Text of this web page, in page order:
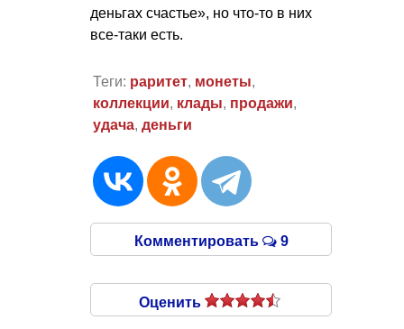
деньгах счастье», но что-то в них
все-таки есть.
Теги: раритет, монеты,
коллекции, клады, продажи,
удача, деньги
Комментировать 9
Оценить